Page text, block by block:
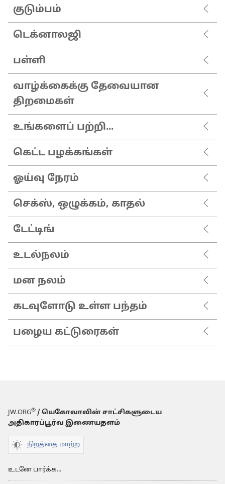
குடும்பம்
டெக்னாலஜி
பள்ளி
வாழ்க்கைக்கு தேவையான
திறமைகள்
உங்களைப் பற்றி...
கெட்ட பழக்கங்கள்
ஓய்வு நேரம்
செக்ஸ், ஒழுக்கம், காதல்
டேட்டிங்
உடல்நலம்
மன நலம்
கடவுளோடு உள்ள பந்தம்
பழைய கட்டுரைகள்
JW.ORG® / யெகோவாவின் சாட்சிகளுடைய
அதிகாரப்பூர்வ இணையதளம்
நிறத்தை மாற்ற
உடனே பார்க்க...